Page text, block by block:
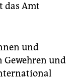
das Amt
und
Gewehren und